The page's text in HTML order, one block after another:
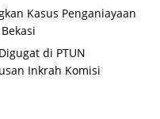
Kasus Penganiayaan
di PTUN
Inkrah Komisi